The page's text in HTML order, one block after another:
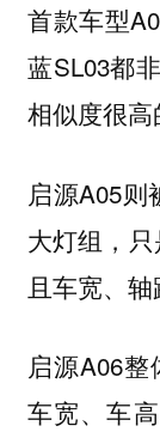
首款车型
蓝SL03都
相似度很高
启源A05
大灯组，
且车宽、
启源A06
车宽、车